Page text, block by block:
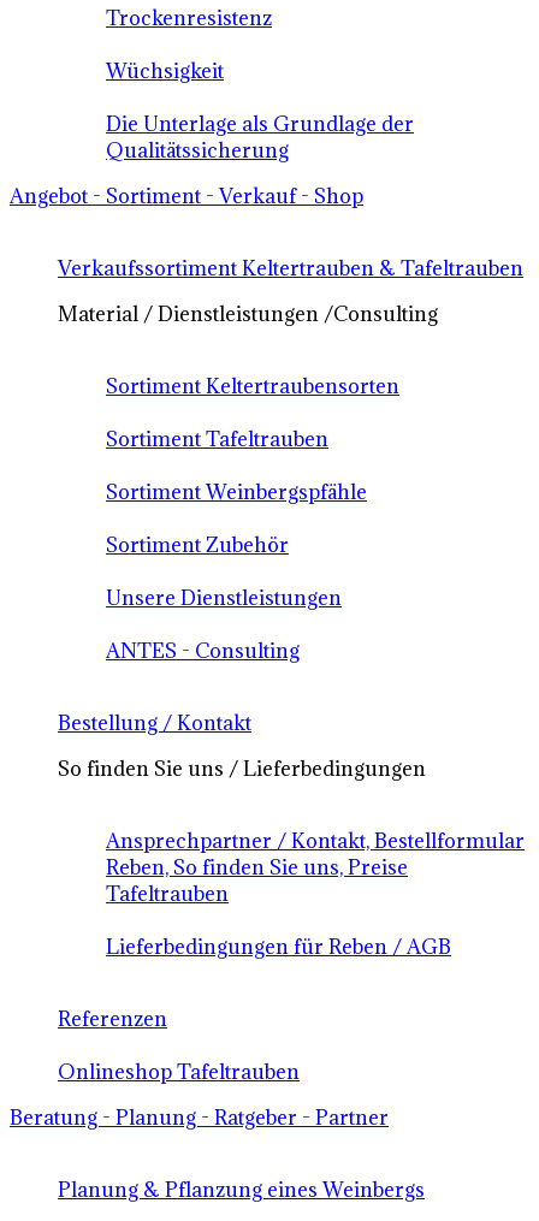
Trockenresistenz
Wüchsigkeit
Die Unterlage als Grundlage der
Qualitätssicherung
Angebot - Sortiment - Verkauf - Shop
Verkaufssortiment Keltertrauben & Tafeltrauben
Material / Dienstleistungen /Consulting
Sortiment Keltertraubensorten
Sortiment Tafeltrauben
Sortiment Weinbergspfähle
Sortiment Zubehör
Unsere Dienstleistungen
ANTES - Consulting
Bestellung / Kontakt
So finden Sie uns / Lieferbedingungen
Ansprechpartner / Kontakt, Bestellformular
Reben, So finden Sie uns, Preise
Tafeltrauben
Lieferbedingungen für Reben / AGB
Referenzen
Onlineshop Tafeltrauben
Beratung - Planung - Ratgeber - Partner
Planung & Pflanzung eines Weinbergs